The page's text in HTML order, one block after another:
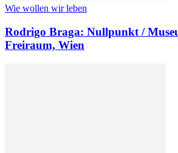
Wie wollen wir leben
Rodrigo Braga: Nullpunkt /
Freiraum, Wien